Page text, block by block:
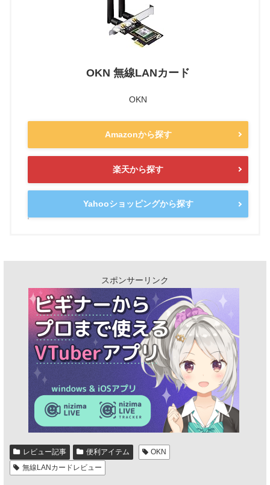
OKN 無線LANカード
OKN
Amazonから探す
楽天から探す
Yahooショッピングから探す
スポンサーリンク
レビュー記事 便利アイテム
OKN
無線LANカードレビュー